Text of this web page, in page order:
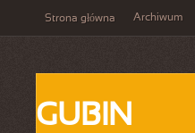
Strona główna Archiwum
GUBIN